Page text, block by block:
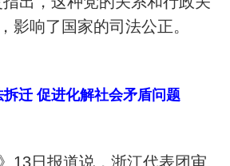
影响了国家的司法公正。
迁 促进化解社会矛盾问题
日报道说，浙江代表团审